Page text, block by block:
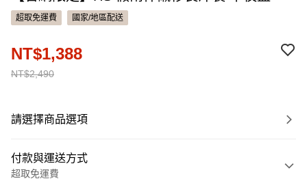
超取免運費 國家/地區配送
NT$2,490
NT$1,388
請選擇商品選項
付款與運送方式
超取免運費